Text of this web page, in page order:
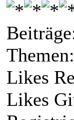
Likes
Likes